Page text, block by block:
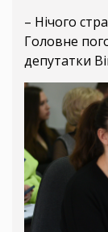
– Нічого
Головне
депутатки